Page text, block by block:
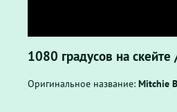
1080 градусов на
Оригинальное название: Mitchie